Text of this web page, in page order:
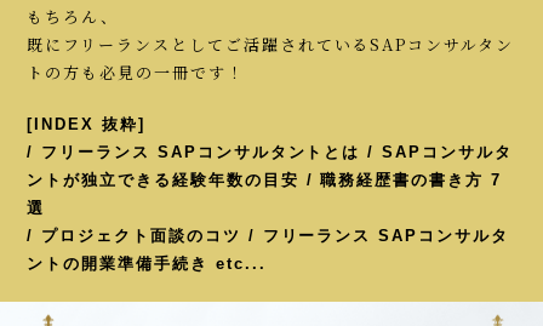
もちろん、
既にフリーランスとしてご活躍されているSAPコンサルタン
トの方も必見の一冊です！
[INDEX 抜粋]
/ フリーランス SAPコンサルタントとは / SAPコンサルタ
ントが独立できる経験年数の目安 / 職務経歴書の書き方 7
選
/ プロジェクト面談のコツ / フリーランス SAPコンサルタ
ントの開業準備手続き etc...